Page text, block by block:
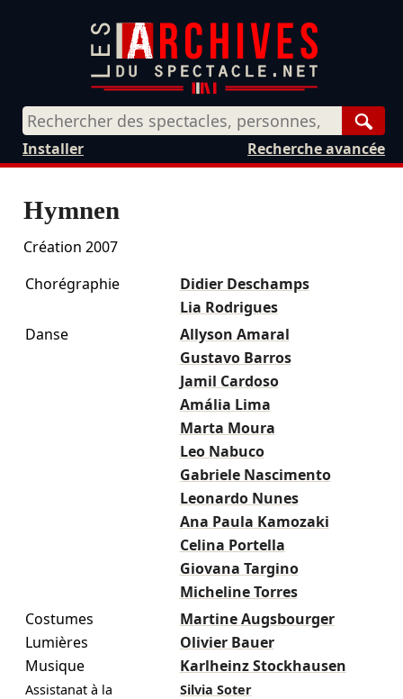
Recherche avancée
Installer
Hymnen
Création 2007
Chorégraphie
Didier Deschamps
Lia Rodrigues
Danse
Allyson Amaral
Gustavo Barros
Jamil Cardoso
Amália Lima
Marta Moura
Leo Nabuco
Gabriele Nascimento
Leonardo Nunes
Ana Paula Kamozaki
Celina Portella
Giovana Targino
Micheline Torres
Costumes
Martine Augsbourger
Lumières
Olivier Bauer
Musique
Karlheinz Stockhausen
Assistanat à la
Silvia Soter